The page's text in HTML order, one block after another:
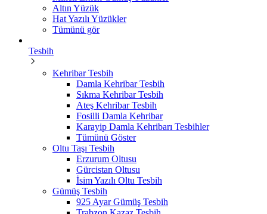
Altın Yüzük
Hat Yazılı Yüzükler
Tümünü gör
Tesbih
Kehribar Tesbih
Damla Kehribar Tesbih
Sıkma Kehribar Tesbih
Ateş Kehribar Tesbih
Fosilli Damla Kehribar
Karayip Damla Kehribarı Tesbihler
Tümünü Göster
Oltu Taşı Tesbih
Erzurum Oltusu
Gürcistan Oltusu
İsim Yazılı Oltu Tesbih
Gümüş Tesbih
925 Ayar Gümüş Tesbih